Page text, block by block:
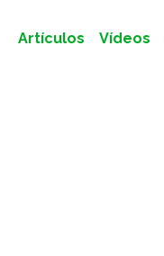
Artículos Vídeos